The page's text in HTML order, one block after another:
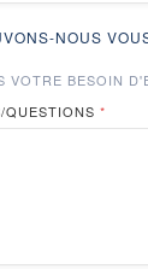
NOUS
VOTRE BESOIN
QUESTIONS *